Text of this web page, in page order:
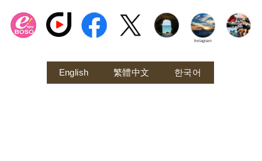
Instagram
English 繁體中文 한국어